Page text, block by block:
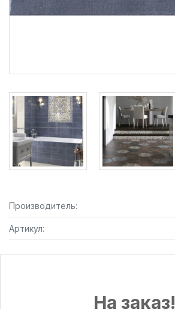
Производитель:
Артикул:
На заказ!